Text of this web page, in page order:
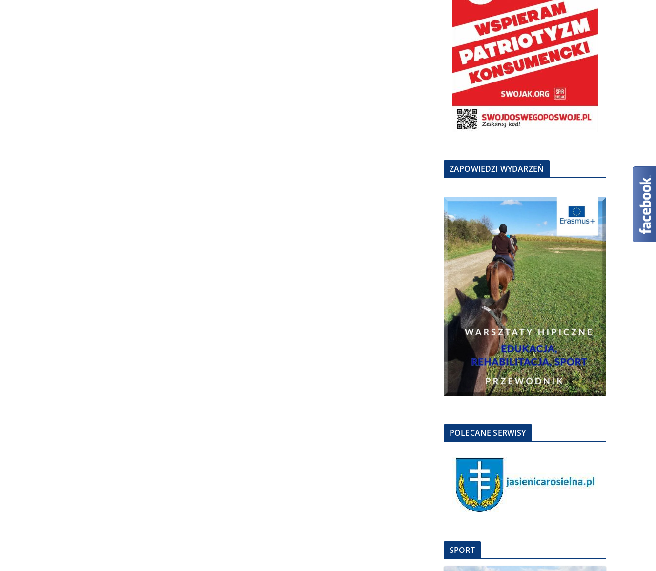
ZAPOWIEDZI WYDARZEŃ
POLECANE SERWISY
SPORT